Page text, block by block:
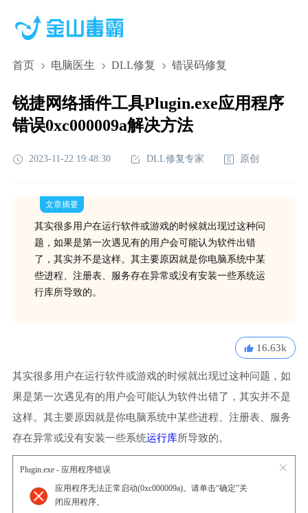
首页 电脑医生 DLL修复 错误码修复
锐捷网络插件工具Plugin.exe应用程序
错误0xc000009a解决方法
2023-11-22 19:48:30 DLL修复专家 原创
文章摘要
其实很多用户在运行软件或游戏的时候就出现过这种问
题，如果是第一次遇见有的用户会可能认为软件出错
了，其实并不是这样。其主要原因就是你电脑系统中某
些进程、注册表、服务存在异常或没有安装一些系统运
行库所导致的。
16.63k
其实很多用户在运行软件或游戏的时候就出现过这种问题，如
果是第一次遇见有的用户会可能认为软件出错了，其实并不是
这样。其主要原因就是你电脑系统中某些进程、注册表、服务
存在异常或没有安装一些系统运行库所导致的。
Plugin.exe - 应用程序错误
应用程序无法正常启动(0xc000009a)。请单击“确定”关
闭应用程序。